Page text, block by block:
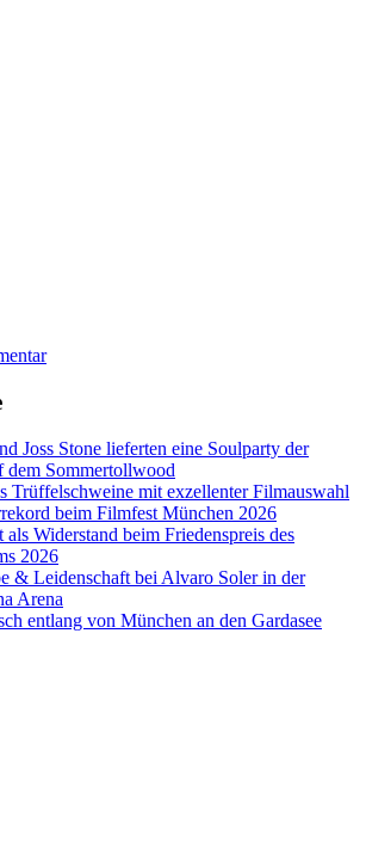
Joss Stone lieferten eine Soulparty der
dem Sommertollwood
Trüffelschweine mit exzellenter Filmauswahl
beim Filmfest München 2026
Widerstand beim Friedenspreis des
2026
& Leidenschaft bei Alvaro Soler in der
Arena
entlang von München an den Gardasee